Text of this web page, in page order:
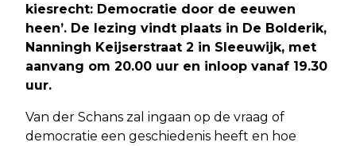
kiesrecht: Democratie door de eeuwen
heen’. De lezing vindt plaats in De Bolderik,
Nanningh Keijserstraat 2 in Sleeuwijk, met
aanvang om 20.00 uur en inloop vanaf 19.30
uur.
Van der Schans zal ingaan op de vraag of
democratie een geschiedenis heeft en hoe